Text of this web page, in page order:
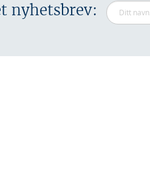
nyhetsbrev: